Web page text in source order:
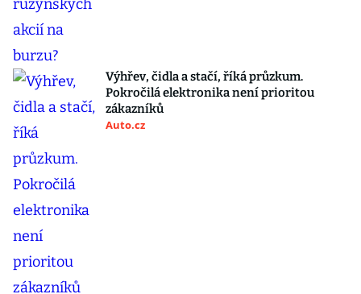
Výhřev, čidla a stačí, říká průzkum.
Pokročilá elektronika není prioritou
zákazníků
Auto.cz